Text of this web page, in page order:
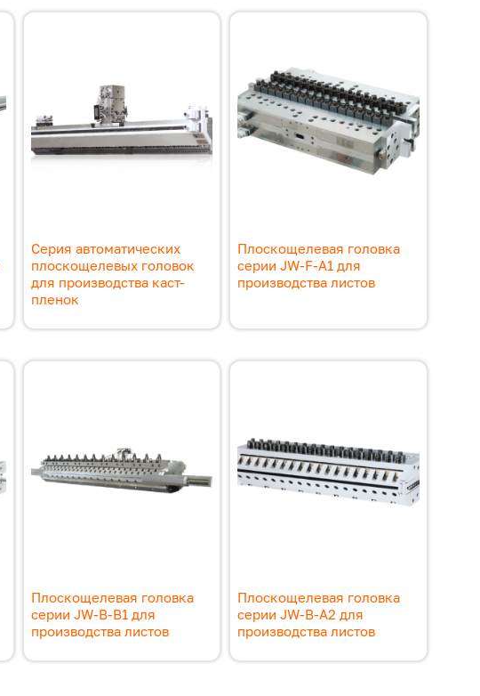
Серия автоматических
плоскощелевых головок
для производства каст-
пленок
Плоскощелевая головка
серии JW-F-A1 для
производства листов
Плоскощелевая головка
серии JW-B-B1 для
производства листов
Плоскощелевая головка
серии JW-B-A2 для
производства листов